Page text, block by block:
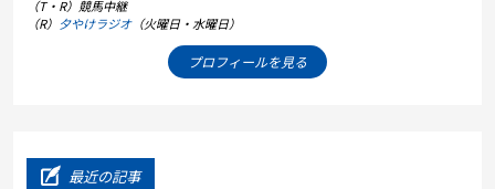
（T・R）競馬中継
（R） 夕やけラジオ（火曜日・水曜日）
プロフィールを見る
最近の記事